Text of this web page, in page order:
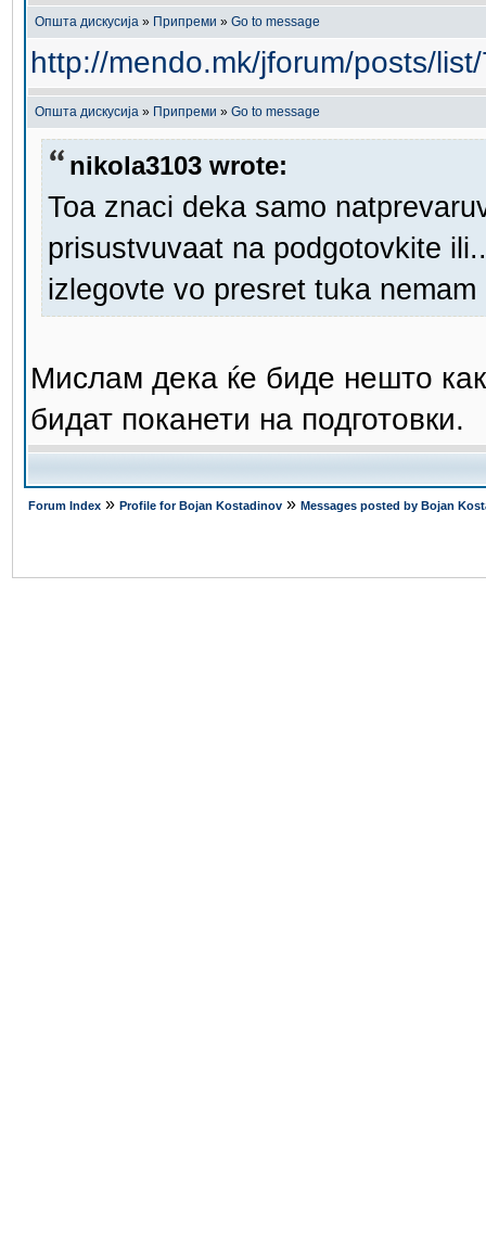
Општа дискусија » Припреми » Go to message
http://mendo.mk/jforum/posts/
Општа дискусија » Припреми » Go to message
nikola3103 wrote:
Toa znaci deka samo
prisustvuvaat na podgotovkite
izlegovte vo presret tuka
Мислам дека ќе биде нешто
бидат поканети на подготовки.
Forum Index » Profile for Bojan Kostadinov » Messages posted by Bojan